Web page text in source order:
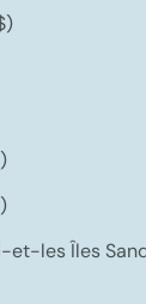
et-les Îles